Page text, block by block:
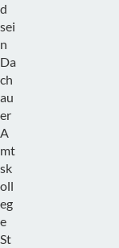
d
sei
n
Da
ch
au
er
A
mt
sk
oll
eg
e
St